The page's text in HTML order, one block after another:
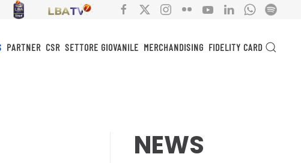
PARTNER CSR SETTORE GIOVANILE MERCHANDISING FIDELITY CARD
NEWS